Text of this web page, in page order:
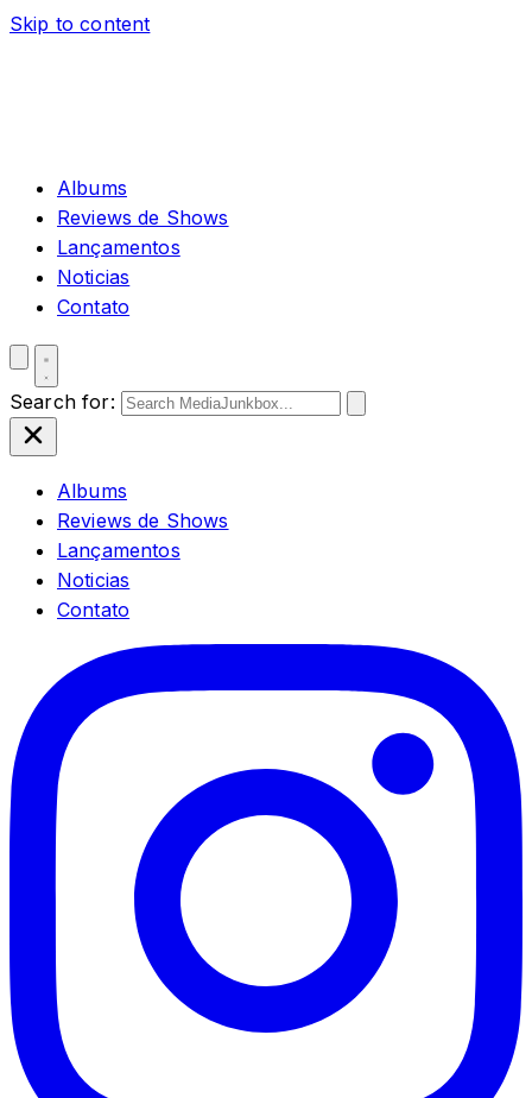
Skip to content
Albums
Reviews de Shows
Lançamentos
Noticias
Contato
Search for:
Albums
Reviews de Shows
Lançamentos
Noticias
Contato